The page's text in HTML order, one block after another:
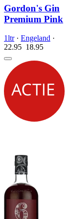
Gordon's Gin
Premium Pink
1ltr· Engeland ·
22.95 18.95